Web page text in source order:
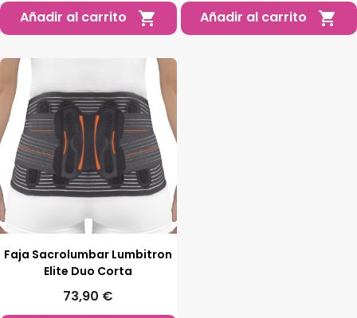
Añadir al carrito

Añadir al carrito

Faja Sacrolumbar Lumbitron
Elite Duo Corta
73,90 €